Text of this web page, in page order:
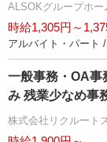
ALSOKグループホー
時給1,305円～
アルバイト・パート
一般事務・OA事
み 残業少なめ事
株式会社リクルート